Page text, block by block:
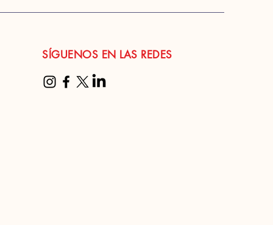
SÍGUENOS EN LAS REDES